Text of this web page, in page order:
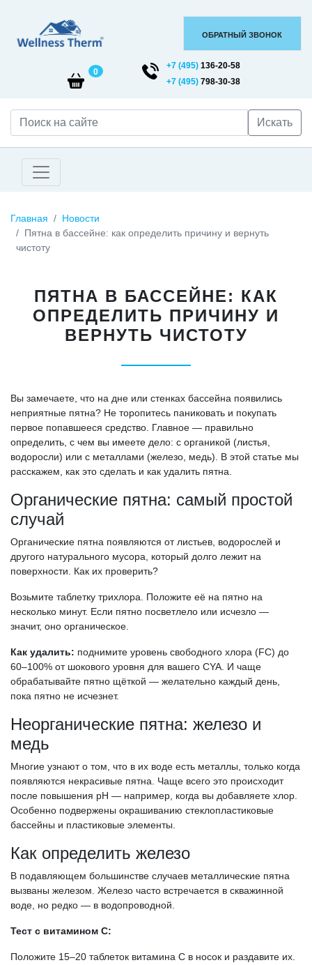
ОБРАТНЫЙ ЗВОНОК
0
+7 (495) 136-20-58
+7 (495) 798-30-38
Искать
Главная
Новости
Пятна в бассейне: как определить причину и вернуть
чистоту
ПЯТНА В БАССЕЙНЕ: КАК
ОПРЕДЕЛИТЬ ПРИЧИНУ И
ВЕРНУТЬ ЧИСТОТУ
Вы замечаете, что на дне или стенках бассейна появились
неприятные пятна? Не торопитесь паниковать и покупать
первое попавшееся средство. Главное — правильно
определить, с чем вы имеете дело: с органикой (листья,
водоросли) или с металлами (железо, медь). В этой статье мы
расскажем, как это сделать и как удалить пятна.
Органические пятна: самый простой
случай
Органические пятна появляются от листьев, водорослей и
другого натурального мусора, который долго лежит на
поверхности. Как их проверить?
Возьмите таблетку трихлора. Положите её на пятно на
несколько минут. Если пятно посветлело или исчезло —
значит, оно органическое.
Как удалить: поднимите уровень свободного хлора (FC) до
60–100% от шокового уровня для вашего CYA. И чаще
обрабатывайте пятно щёткой — желательно каждый день,
пока пятно не исчезнет.
Неорганические пятна: железо и
медь
Многие узнают о том, что в их воде есть металлы, только когда
появляются некрасивые пятна. Чаще всего это происходит
после повышения pH — например, когда вы добавляете хлор.
Особенно подвержены окрашиванию стеклопластиковые
бассейны и пластиковые элементы.
Как определить железо
В подавляющем большинстве случаев металлические пятна
вызваны железом. Железо часто встречается в скважинной
воде, но редко — в водопроводной.
Тест с витамином С:
Положите 15–20 таблеток витамина С в носок и раздавите их.